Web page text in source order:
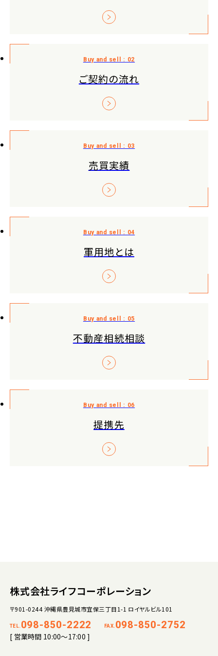
ご契約の流れ
売買実績
軍用地とは
不動産相続相談
提携先
株式会社ライフコーポレーション
〒901-0244 沖縄県豊見城市宜保三丁目1-1 ロイヤルビル101
TEL. 098-850-2222 FAX. 098-850-2752
[ 営業時間 10:00～17:00 ]